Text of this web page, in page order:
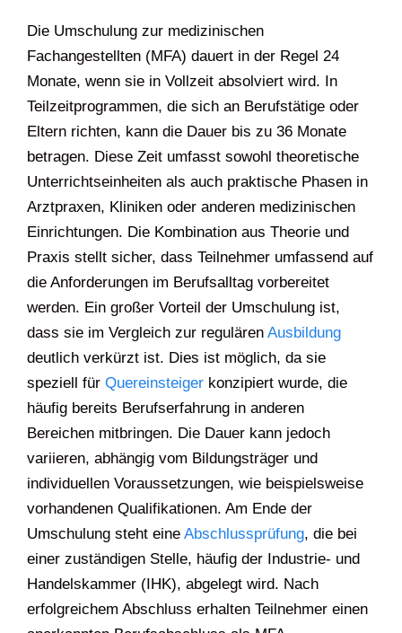
Die Umschulung zur medizinischen
Fachangestellten (MFA) dauert in der Regel 24
Monate, wenn sie in Vollzeit absolviert wird. In
Teilzeitprogrammen, die sich an Berufstätige oder
Eltern richten, kann die Dauer bis zu 36 Monate
betragen. Diese Zeit umfasst sowohl theoretische
Unterrichtseinheiten als auch praktische Phasen in
Arztpraxen, Kliniken oder anderen medizinischen
Einrichtungen. Die Kombination aus Theorie und
Praxis stellt sicher, dass Teilnehmer umfassend auf
die Anforderungen im Berufsalltag vorbereitet
werden. Ein großer Vorteil der Umschulung ist,
dass sie im Vergleich zur regulären Ausbildung
deutlich verkürzt ist. Dies ist möglich, da sie
speziell für Quereinsteiger konzipiert wurde, die
häufig bereits Berufserfahrung in anderen
Bereichen mitbringen. Die Dauer kann jedoch
variieren, abhängig vom Bildungsträger und
individuellen Voraussetzungen, wie beispielsweise
vorhandenen Qualifikationen. Am Ende der
Umschulung steht eine Abschlussprüfung, die bei
einer zuständigen Stelle, häufig der Industrie- und
Handelskammer (IHK), abgelegt wird. Nach
erfolgreichem Abschluss erhalten Teilnehmer einen